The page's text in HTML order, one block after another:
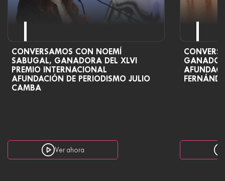
CONVERSAMOS CON NOEMÍ
SABUGAL, GANADORA DEL XLVI
PREMIO INTERNACIONAL
AFUNDACIÓN DE PERIODISMO JULIO
CAMBA
Ver ahora